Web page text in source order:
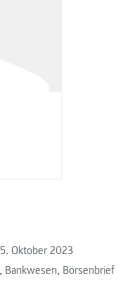
Oktober 2023
Bankwesen, Börsenbrief